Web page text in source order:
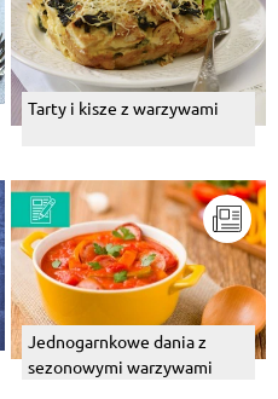
Tarty i kisze z warzywami
Jednogarnkowe dania z
sezonowymi warzywami